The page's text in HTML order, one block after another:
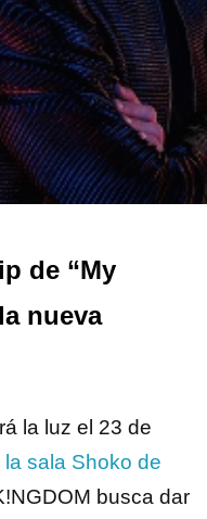
de “My
nueva
la luz el 23 de
sala Shoko de
busca dar